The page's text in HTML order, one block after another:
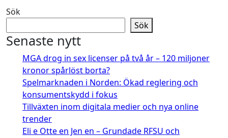
Sök
Sök
Senaste nytt
MGA drog in sex licenser på två år – 120 miljoner
kronor spårlöst borta?
Spelmarknaden i Norden: Ökad reglering och
konsumentskydd i fokus
Tillväxten inom digitala medier och nya online
trender
Eli e Otte en Jen en – Grundade RFSU och